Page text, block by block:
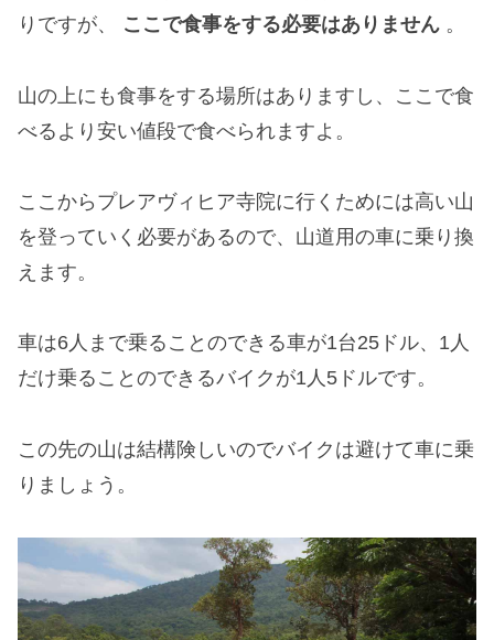
りですが、
ここで食事をする必要はありません 。
山の上にも食事をする場所はありますし、ここで食
べるより安い値段で食べられますよ。
ここからプレアヴィヒア寺院に行くためには高い山
を登っていく必要があるので、山道用の車に乗り換
えます。
車は6人まで乗ることのできる車が1台25ドル、1人
だけ乗ることのできるバイクが1人5ドルです。
この先の山は結構険しいのでバイクは避けて車に乗
りましょう。